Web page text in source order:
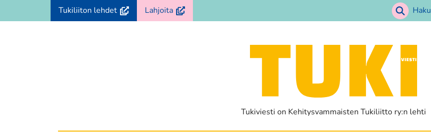
Siirry
sisältöön
Tukiliiton lehdet(avautuu
uuteen
Lahjoita(avautuu
uuteen
Haku
Tukiviesti on Kehitysvammaisten Tukiliitto ry:n lehti